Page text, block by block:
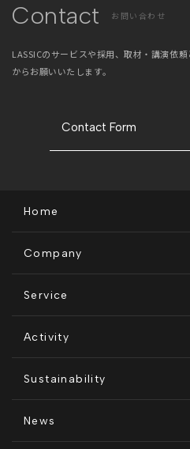
Contact お問い合わせ
LASSICのサービスや採用、取材・講演依
からお願いいたします。
Contact Form
Home
Company
ビジョン・ミッション
会社概要
Service
Remogu（リモグ）・リラシク
Remoguフリーランス
Activity
メディア運営
テレリモ総研
Sustainability
SDGsに対する取り組み
News